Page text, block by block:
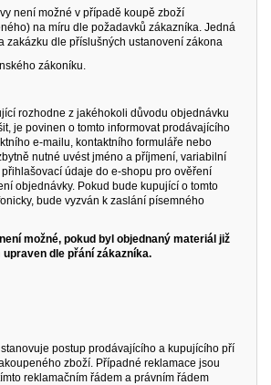
není možné v případě koupě zboží
na míru dle požadavků zákazníka. Jedná
zakázku dle příslušných ustanovení zákona
zákoníku.
rozhodne z jakéhokoli důvodu objednávku
je povinen o tomto informovat prodávajícího
e-mailu, kontaktního formuláře nebo
nutné uvést jméno a příjmení, variabilní
údaje do e-shopu pro ověření
objednávky. Pokud bude kupující o tomto
bude vyzván k zaslání písemného
možné, pokud byl objednaný materiál již
dle přání zákazníka.
postup prodávajícího a kupujícího pří
zboží. Případné reklamace jsou
reklamačním řádem a právním řádem